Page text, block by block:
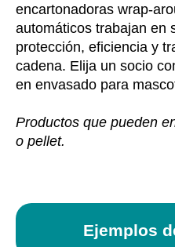
encartonadoras wrap-
automáticos trabajan en
protección, eficiencia y
cadena. Elija un socio
en envasado para
Productos que pueden
o pellet.
Ejemplos